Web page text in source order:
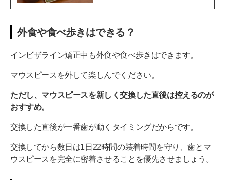
外食や食べ歩きはできる？
インビザライン矯正中も外食や食べ歩きはできます。
マウスピースを外して楽しんでください。
ただし、マウスピースを新しく交換した直後は控えるのが
おすすめ。
交換した直後が一番歯が動くタイミングだからです。
交換してから数日は1日22時間の装着時間を守り、歯とマ
ウスピースを完全に密着させることを優先させましょう。